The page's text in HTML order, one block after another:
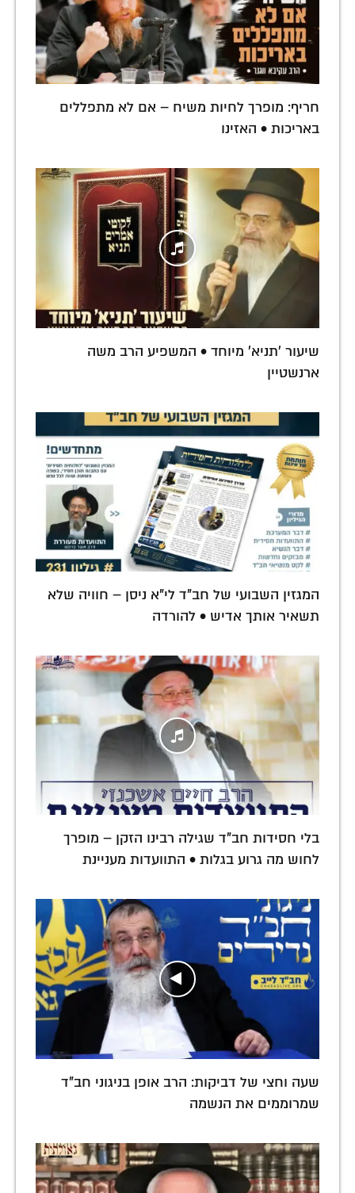
חריף: מופרך לחיות משיח – אם לא מתפללים
באריכות • האזינו
שיעור 'תניא' מיוחד • המשפיע הרב משה
ארנשטיין
המגזין השבועי של חב"ד לי"א ניסן – חוויה שלא
תשאיר אותך אדיש • להורדה
בלי חסידות חב"ד שגילה רבינו הזקן – מופרך
לחוש מה גרוע בגלות • התוועדות מעניינת
שעה וחצי של דביקות: הרב אופן בניגוני חב"ד
שמרוממים את הנשמה